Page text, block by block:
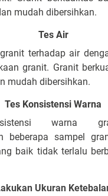
mudah dibersihkan.
Tes Air
terhadap air
granit. Granit
mudah dibersihkan.
Tes Konsistensi Warna
warna
beberapa sampel
baik tidak terlalu
Ukuran